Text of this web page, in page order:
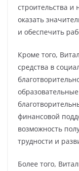
строительства и
оказать
и обеспечить
Кроме того,
средства в
финансовой
возможность
трудности и
Более того,